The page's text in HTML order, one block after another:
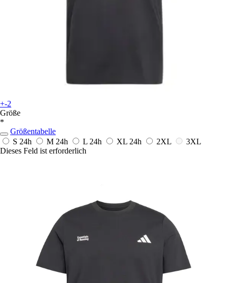
+-2
Größe
*
Größentabelle
S 24h M 24h L 24h XL 24h 2XL
3XL
Dieses Feld ist erforderlich